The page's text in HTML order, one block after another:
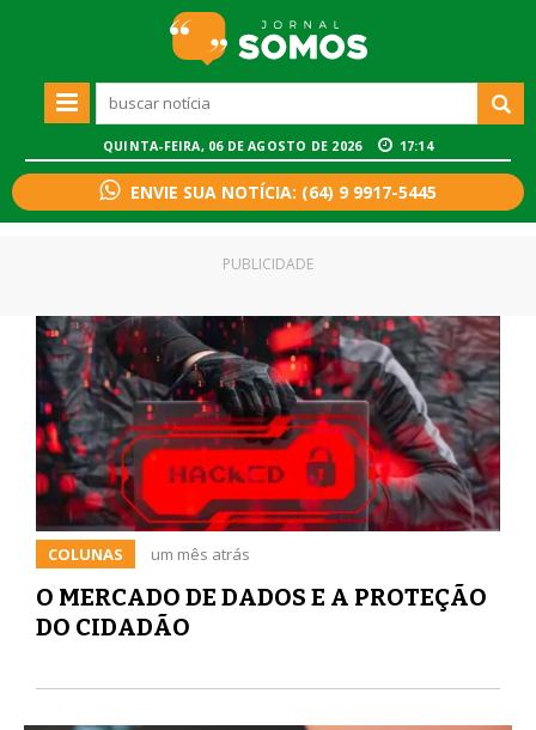
QUINTA-FEIRA, 06 DE AGOSTO DE 2026 17:14
ENVIE SUA NOTÍCIA: (64) 9 9917-5445
COLUNAS um mês atrás
O MERCADO DE DADOS E A PROTEÇÃO
DO CIDADÃO
PUBLICIDADE